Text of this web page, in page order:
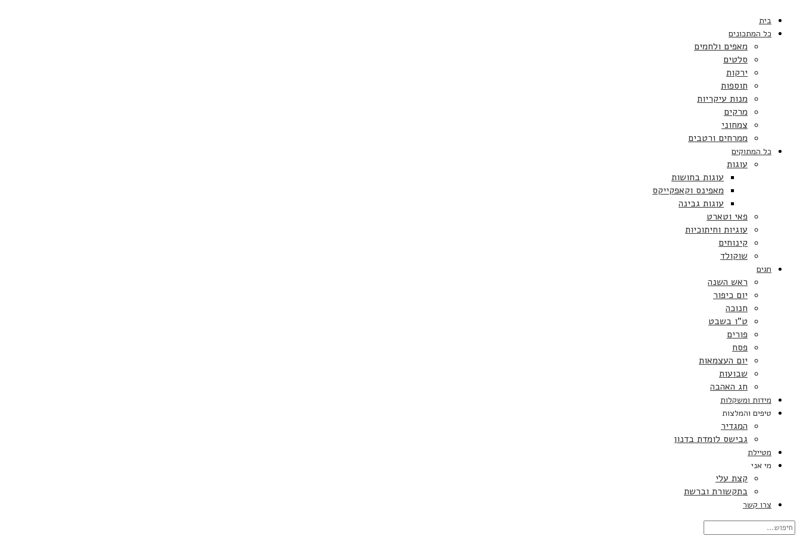
בית
כל המתכונים
מאפים ולחמים
סלטים
ירקות
תוספות
מנות עיקריות
מרקים
צמחוני
ממרחים ורטבים
כל המתוקים
עוגות
עוגות בחושות
מאפינס וקאפקייקס
עוגות גבינה
פאי וטארט
עוגיות וחיתוכיות
קינוחים
שוקולד
חגים
ראש השנה
יום כיפור
חנוכה
ט”ו בשבט
פורים
פסח
יום העצמאות
שבועות
חג האהבה
מידות ומשקלות
טיפים והמלצות
המגדיר
גבישס לומדת בדנון
מטיילת
מי אני
קצת עלי
בתקשורת וברשת
צרו קשר